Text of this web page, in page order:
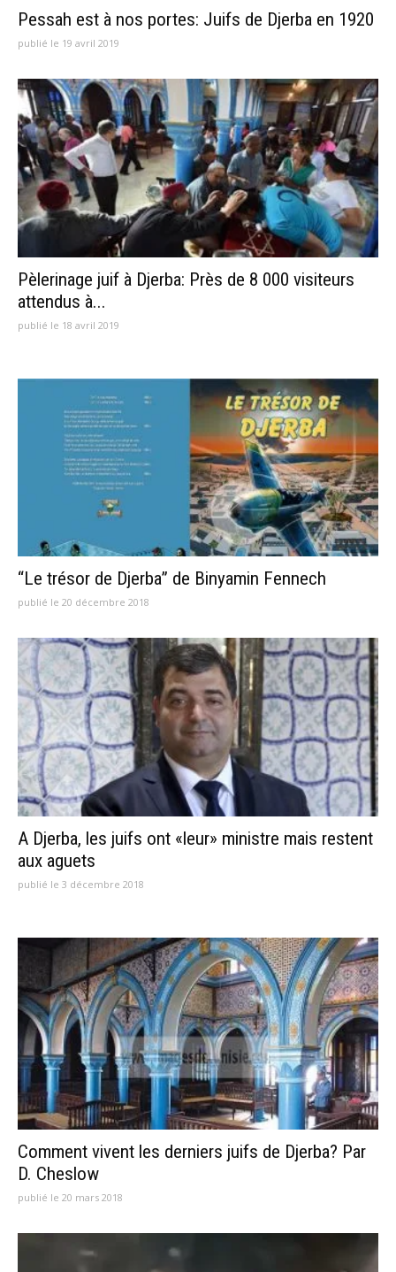
Pessah est à nos portes: Juifs de Djerba en 1920
publié le 19 avril 2019
Pèlerinage juif à Djerba: Près de 8 000 visiteurs
attendus à...
publié le 18 avril 2019
“Le trésor de Djerba” de Binyamin Fennech
publié le 20 décembre 2018
A Djerba, les juifs ont «leur» ministre mais restent
aux aguets
publié le 3 décembre 2018
Comment vivent les derniers juifs de Djerba? Par
D. Cheslow
publié le 20 mars 2018